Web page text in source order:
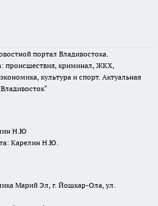
портал Владивостока.
происшествия, криминал, ЖКХ,
культура и спорт. Актуальная
Н.Ю
Карелин Н.Ю.
Марий Эл, г. Йошкар-Ола, ул.